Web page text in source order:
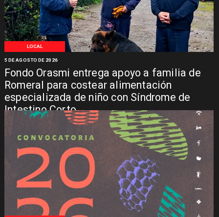
LOCAL
Fondo Orasmi entrega apoyo a familia de
Romeral para costear alimentación
especializada de niño con Síndrome de
Intestino Corto
5 DE AGOSTO DE 2026